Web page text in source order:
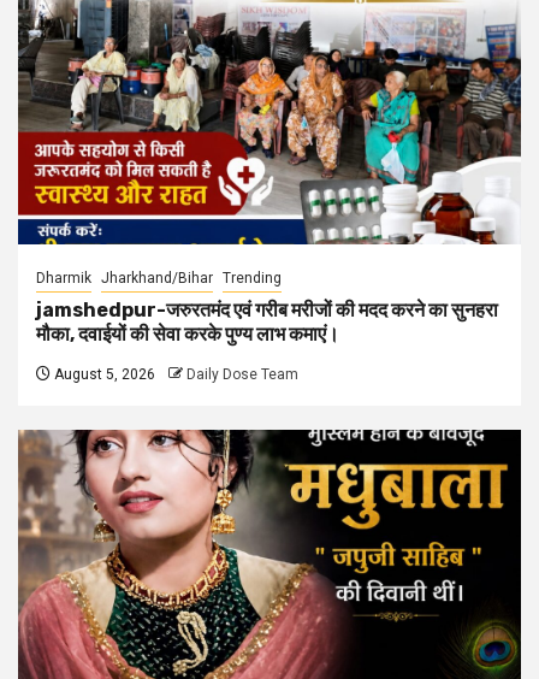
Dharmik Jharkhand/Bihar Trending
jamshedpur-जरुरतमंद एवं गरीब मरीजों की मदद करने का सुनहरा
मौका, दवाईयों की सेवा करके पुण्य लाभ कमाएं।
August 5, 2026 Daily Dose Team